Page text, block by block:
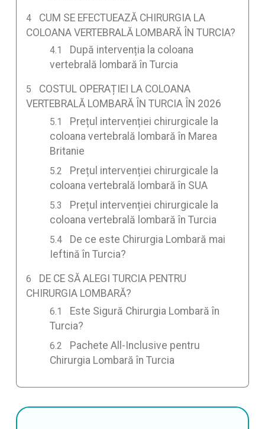
CUM SE EFECTUEAZĂ CHIRURGIA LA
COLOANA VERTEBRALĂ LOMBARĂ ÎN TURCIA?
După intervenția la coloana
vertebrală lombară în Turcia
COSTUL OPERAȚIEI LA COLOANA
VERTEBRALĂ LOMBARĂ ÎN TURCIA ÎN 2026
Prețul intervenției chirurgicale la
coloana vertebrală lombară în Marea
Britanie
Prețul intervenției chirurgicale la
coloana vertebrală lombară în SUA
Prețul intervenției chirurgicale la
coloana vertebrală lombară în Turcia
De ce este Chirurgia Lombară mai
Ieftină în Turcia?
DE CE SĂ ALEGI TURCIA PENTRU
CHIRURGIA LOMBARĂ?
Este Sigură Chirurgia Lombară în
Turcia?
Pachete All-Inclusive pentru
Chirurgia Lombară în Turcia